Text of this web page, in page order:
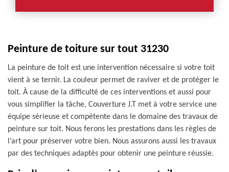
Peinture de toiture sur tout 31230
La peinture de toit est une intervention nécessaire si votre toit
vient à se ternir. La couleur permet de raviver et de protéger le
toit. À cause de la difficulté de ces interventions et aussi pour
vous simplifier la tâche, Couverture J.T met à votre service une
équipe sérieuse et compétente dans le domaine des travaux de
peinture sur toit. Nous ferons les prestations dans les règles de
l’art pour préserver votre bien. Nous assurons aussi les travaux
par des techniques adaptés pour obtenir une peinture réussie.